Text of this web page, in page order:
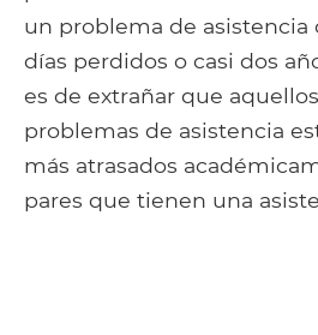
un problema de asistencia
días perdidos o casi dos
es de extrañar que
problemas de asistencia
más atrasados
pares que tienen una